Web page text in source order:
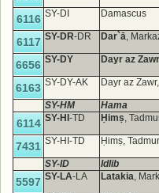
6116 SY-DI Damascus
6117 SY-DR-DR Dar`ā,
6656 SY-DY Dayr az Zawr
6163 SY-DY-AK Dayr az
SY-HM
Hama
6114 SY-HI -TD Ḥimṣ,
7431 SY-HI-TD Ḥimṣ, Tadmur
SY-ID
Idlib
5597 SY-LA-LA Latakia,